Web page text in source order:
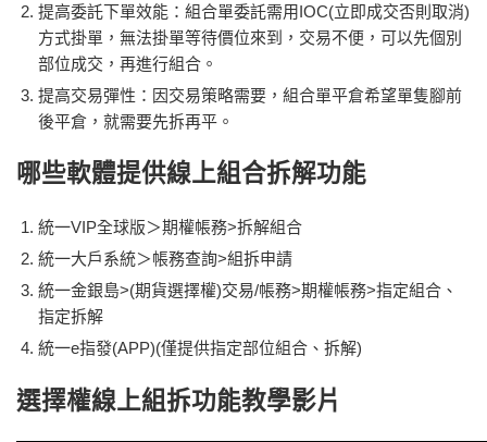
提高委託下單效能：組合單委託需用IOC(立即成交否則取消)
方式掛單，無法掛單等待價位來到，交易不便，可以先個別
部位成交，再進行組合。
提高交易彈性：因交易策略需要，組合單平倉希望單隻腳前
後平倉，就需要先拆再平。
哪些軟體提供線上組合拆解功能
統一VIP全球版＞期權帳務>拆解組合
統一大戶系統＞帳務查詢>組拆申請
統一金銀島>(期貨選擇權)交易/帳務>期權帳務>指定組合、
指定拆解
統一e指發(APP)(僅提供指定部位組合、拆解)
選擇權線上組拆功能教學影片